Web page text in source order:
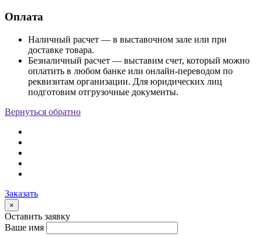
Оплата
Наличный расчет — в выставочном зале или при
доставке товара.
Безналичный расчет — выставим счет, который можно
оплатить в любом банке или онлайн-переводом по
реквизитам организации. Для юридических лиц
подготовим отгрузочные документы.
Вернуться обратно
Заказать
×
Оставить заявку
Ваше имя